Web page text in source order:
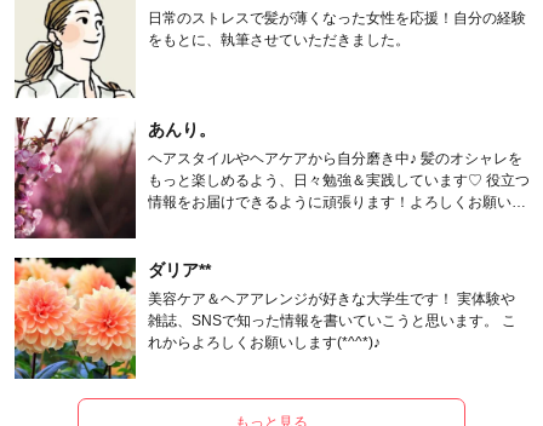
日常のストレスで髪が薄くなった女性を応援！自分の経験
をもとに、執筆させていただきました。
あんり。
ヘアスタイルやヘアケアから自分磨き中♪ 髪のオシャレを
もっと楽しめるよう、日々勉強＆実践しています♡ 役立つ
情報をお届けできるように頑張ります！よろしくお願いし
ダリア**
美容ケア＆ヘアアレンジが好きな大学生です！ 実体験や
雑誌、SNSで知った情報を書いていこうと思います。 こ
れからよろしくお願いします(*^^*)♪
もっと見る